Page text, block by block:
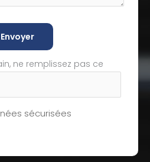
Envoyer
ne remplissez pas ce
sécurisées